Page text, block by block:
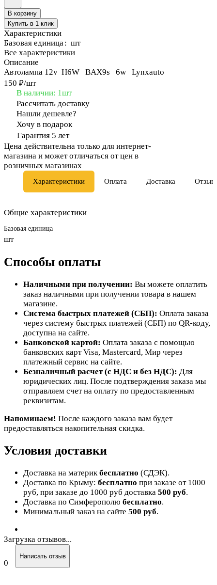
В корзину
Купить в 1 клик
Характеристики
Базовая единица : шт
Все характеристики
Описание
Автолампа 12v H6W BAX9s 6w Lynxauto
150 ₽/шт
В наличии: 1шт
Рассчитать доставку
Нашли дешевле?
Хочу в подарок
Гарантия 5 лет
Цена действительна только для интернет-
магазина и может отличаться от цен в
розничных магазинах
Характеристики Оплата Доставка
Общие характеристики
Базовая единица
шт
Способы оплаты
Наличными при получении: Вы можете оплатить
заказ наличными при получении товара в нашем
магазине.
Система быстрых платежей (СБП): Оплата заказа
через систему быстрых платежей (СБП) по QR-коду,
доступна на сайте.
Банковской картой: Оплата заказа с помощью
банковских карт Visa, Mastercard, Мир через
платежный сервис на сайте.
Безналичный расчет (с НДС и без НДС): Для
юридических лиц. После подтверждения заказа мы
отправляем счет на оплату по предоставленным
реквизитам.
Напоминаем! После каждого заказа вам будет
предоставляться накопительная скидка.
Условия доставки
Доставка на материкбесплатно (СДЭК).
Доставка по Крыму: бесплатно при заказе от 1000
руб, при заказе до 1000 руб доставка 500 руб.
Доставка по Симферополю бесплатно.
Минимальный заказ на сайте 500 руб.
Загрузка отзывов...
0
Написать отзыв